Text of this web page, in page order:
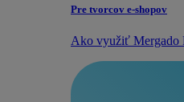
Pre tvorcov e‑shopov
Ako využiť Mergado